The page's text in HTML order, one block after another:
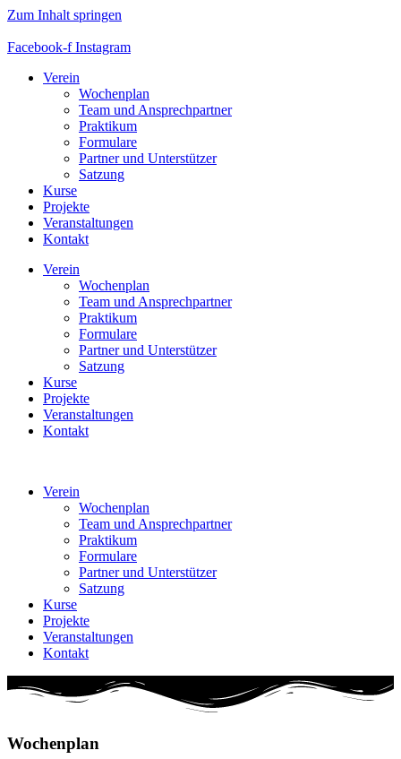
Zum Inhalt springen
Facebook-f Instagram
Verein
Wochenplan
Team und Ansprechpartner
Praktikum
Formulare
Partner und Unterstützer
Satzung
Kurse
Projekte
Veranstaltungen
Kontakt
Verein
Wochenplan
Team und Ansprechpartner
Praktikum
Formulare
Partner und Unterstützer
Satzung
Kurse
Projekte
Veranstaltungen
Kontakt
Verein
Wochenplan
Team und Ansprechpartner
Praktikum
Formulare
Partner und Unterstützer
Satzung
Kurse
Projekte
Veranstaltungen
Kontakt
Wochenplan